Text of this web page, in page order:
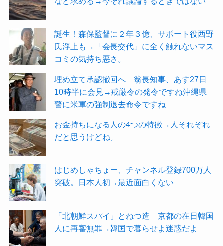
誕生！森保監督に２年３億、サポート役西野
氏浮上も→「会長交代」に全く触れないマス
コミの気持ち悪さ。
埋め立て承認撤回へ 翁長知事、あす27日
10時半に会見→戒厳令の発令ですね沖縄県
警に米軍の強制退去命令ですね
お金持ちになる人の4つの特徴→人それぞれ
だと思うけどね。
はじめしゃちょー、チャンネル登録700万人
突破。日本人初→最近面白くない
「北朝鮮スパイ」とねつ造 京都の在日韓国
人に再審無罪→韓国で暮らせよ迷惑だよ